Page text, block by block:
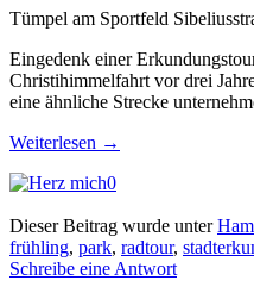
Tümpel am Sportfeld
Eingedenk einer
Christihimmelfahrt vor drei
eine ähnliche Strecke
Weiterlesen →
0
Dieser Beitrag wurde unter
frühling, park, radtour,
Schreibe eine Antwort